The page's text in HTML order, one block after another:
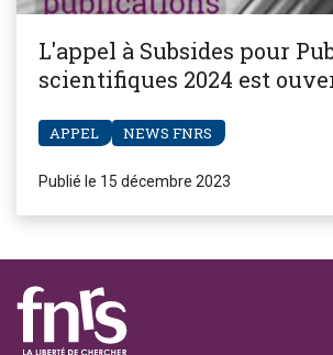
L'appel à Subsides pour
scientifiques 2024 est
APPEL NEWS FNRS
Publié le 15 décembre 2023